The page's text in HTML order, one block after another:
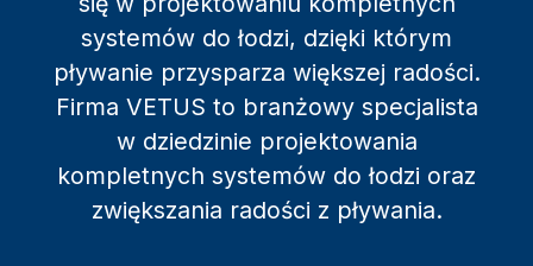
systemów do łodzi, dzięki którym
pływanie przysparza większej radości.
Firma VETUS to branżowy specjalista
w dziedzinie projektowania
kompletnych systemów do łodzi oraz
zwiększania radości z pływania.